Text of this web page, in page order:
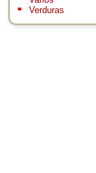
Verduras